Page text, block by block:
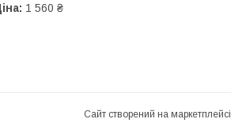
1 560 ₴
Сайт створений на маркетплейсі